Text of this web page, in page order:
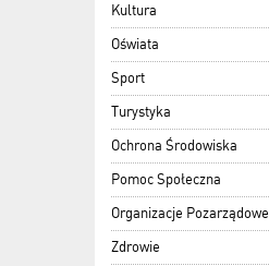
Kultura
Oświata
Sport
Turystyka
Ochrona Środowiska
Pomoc Społeczna
Organizacje Pozarządowe
Zdrowie